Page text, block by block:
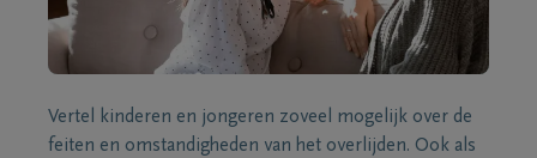
Vertel kinderen en jongeren zoveel mogelijk over de
feiten en omstandigheden van het overlijden. Ook als